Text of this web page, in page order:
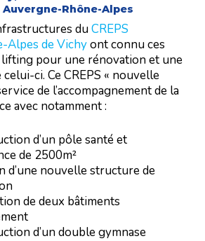
Rhône-Alpes
duCREPS
Alpes de Vichyont connu ces
pour une rénovation et une
ci. Ce CREPS « nouvelle
de l’accompagnement de la
avec notamment :
d’un pôle santé et
de 2500m²
d’une nouvelle structure de
de deux bâtiments
d’un double gymnase